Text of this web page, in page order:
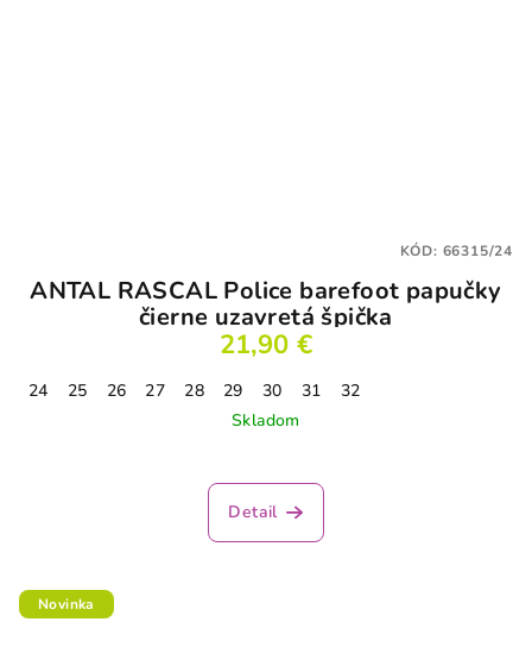
ANTAL RASCAL Police barefoot papučky
čierne uzavretá špička
21,90 €
24 25 26 27 28 29 30 31
32
Skladom
Detail
KÓD: 66315/24
Novinka